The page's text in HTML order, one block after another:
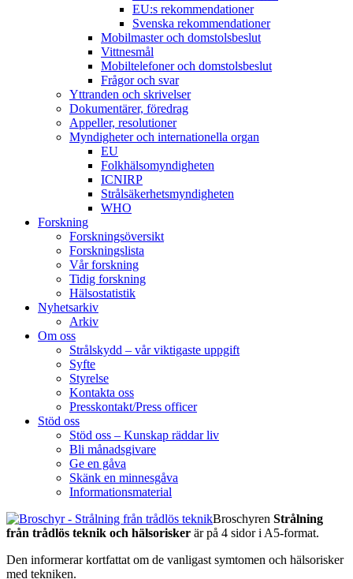
EU:s rekommendationer
Svenska rekommendationer
Mobilmaster och domstolsbeslut
Vittnesmål
Mobiltelefoner och domstolsbeslut
Frågor och svar
Yttranden och skrivelser
Dokumentärer, föredrag
Appeller, resolutioner
Myndigheter och internationella organ
EU
Folkhälsomyndigheten
ICNIRP
Strålsäkerhetsmyndigheten
WHO
Forskning
Forskningsöversikt
Forskningslista
Vår forskning
Tidig forskning
Hälsostatistik
Nyhetsarkiv
Arkiv
Om oss
Strålskydd – vår viktigaste uppgift
Syfte
Styrelse
Kontakta oss
Presskontakt/Press officer
Stöd oss
Stöd oss – Kunskap räddar liv
Bli månadsgivare
Ge en gåva
Skänk en minnesgåva
Informationsmaterial
Broschyren Strålning
från trådlös teknik och hälsorisker är på 4 sidor i A5-format.
Den informerar kortfattat om de vanligast symtomen och hälsorisker
med tekniken.